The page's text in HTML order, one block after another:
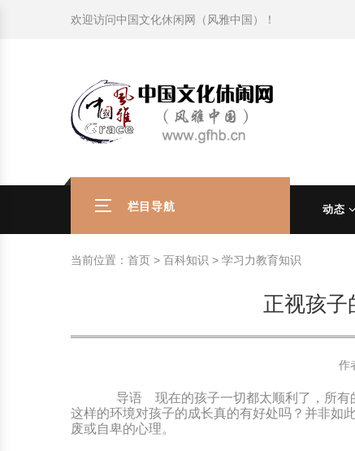
社会热点新闻
中华民俗礼仪
中国民俗趣谈
中华姓氏文化
中国民俗禁忌
中国传统服饰
文化休闲产业研究
非物质文化遗产
政策法律法规
旅游出行知识
国外传统节日
国外饮食文化
漆器
外国民间故事
中国风水文化
中国宗教文化
苗族巫蛊文化
中国性文化
校园文化建设知识
学习力教育知识
教育名家
社会热点新闻
中华民俗礼仪
中国民俗趣谈
中华姓氏文化
中国民俗禁忌
中国传统服饰
文化休闲产业研究
非物质文化遗产
政策法律法规
旅游出行知识
国外传统节日
国外饮食文化
漆器
外国民间故事
中国风水文化
中国宗教文化
苗族巫蛊文化
中国性文化
校园文化建设知识
学习力教育知识
教育名家
欢迎访问中国文化休闲网（风雅中国） ！
栏目导航 动态
当前位置： 首页 > 百科知识 > 学习力教育知识
正视孩子
作
导语 现在的孩子一切都太顺利了，所
这样的环境对孩子的成长真的有好处吗？并非如
废或自卑的心理。